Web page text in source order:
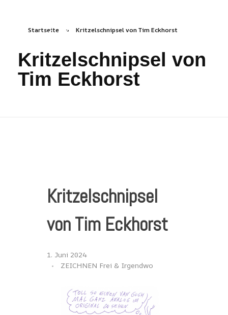
Startseite » Kritzelschnipsel von Tim Eckhorst
Kritzelschnipsel von
Tim Eckhorst
Kritzelschnipsel
von Tim Eckhorst
1. Juni 2024
ZEICHNEN Frei & Irgendwo